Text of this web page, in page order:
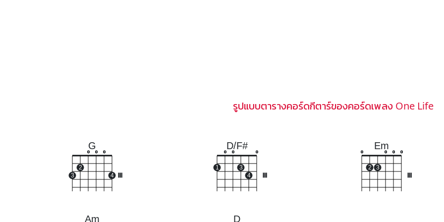
รูปแบบตารางคอร์ดกีตาร์ของคอร์ดเพลง One Life
G
3
2
o o o
4
D/F#
1
o o
3
4
o
Em
o
2 3
o o o
Am D